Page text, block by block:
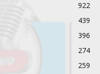
922
439
396
274
259